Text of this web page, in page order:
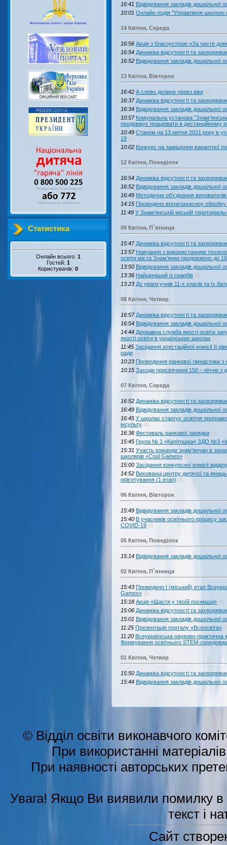
Статистика
Онлайн всього: 1
Гостей: 1
Користувачів:0
16:41 Відвідування закладів дошкільної
10:01 Онлайн подія "Управління школою
14 Квітня, Середа
16:56 Акція з благоустрою «За чисте
16:54 Динаміка відсутності та
16:52 Відвідування закладів дошкільної
13 Квітня, Вівторок
16:42 А слово долине через віки
16:37 Динаміка відсутності та
16:34 Відвідування закладів дошкільної
10:57 Комунальна установа
продовжує працювати в дистанційному
10:49 Станом на 13 квітня 2021 року в
19
(0)
10:02 Конкурс на заміщення вакантної
12 Квітня, Понеділок
16:54 Динаміка відсутності та
16:52 Відвідування закладів дошкільної
16:49 Методичне об'єднання вихователів
14:15 Проведено вогнезахисноу
11:49 У Знам’янській міській
09 Квітня, П`ятниця
15:47 Динаміка відсутності та
13:57 Навчання з використанням
освіти міста Знам’янки продовжено до 16
13:50 Відвідування закладів дошкільної
13:36 Найцінніший із скарбів (0)
13:23 До уваги учнів 11-х класів та їх
08 Квітня, Четвер
16:57 Динаміка відсутності та
16:54 Відвідування закладів дошкільної
14:44 Державна служба якості освіти
якості освіти в українських школах
(0)
11:45 Засідання атестаційної комісії ІІ
ради (0)
10:23 Проведення ранкової гімнастики
10:15 Заходи присвяченні 150 – річчю
07 Квітня, Середа
16:52 Динаміка відсутності та
16:49 Відвідування закладів дошкільної
16:45 У школах стартує освітня
інсульту (0)
16:36 Фестиваль ранкової зарядки (0)
15:45 Група № 1 «Капiтошка» ЗДО №3
15:31 Участь команди знам'янчан в
школярів «Cool Games»
(0)
15:00 Засідання конкурсної комісії
14:52 Вихованці центру дитячої та
орієнтування (1 етап) (0)
06 Квітня, Вівторок
15:49 Відвідування закладів дошкільної
15:40 В учасників освітнього процесу
COVID-19 (0)
05 Квітня, Понеділок
15:14 Відвідування закладів дошкільної
02 Квітня, П`ятниця
15:43 Проведено І (міський) етап
Games» (0)
15:18 Акція «Щастя у твоїй посмішці» (0)
15:06 Динаміка відсутності та
15:01 Відвідування закладів дошкільної
11:25 Презентація порталу «Всеосвіта»
11:20 Всеукраїнська науково-практична
Формування освітнього STEM-
01 Квітня, Четвер
15:50 Динаміка відсутності та
15:44 Відвідування закладів дошкільної
© Відділ освіти виконавчого
При використанні
При наявності авторських
Увага! Якщо Ви виявили помилку в
текст і
Сайт